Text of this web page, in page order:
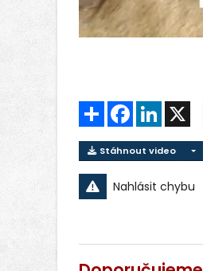
Sdílet FacebookLinkedIn
Stáhnout video
Nahlásit chybu